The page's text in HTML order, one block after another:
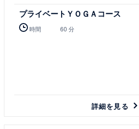
御茶ノ水
御茶ノ水
プライベートＹＯＧＡコース
時間 60 分
詳細を見る